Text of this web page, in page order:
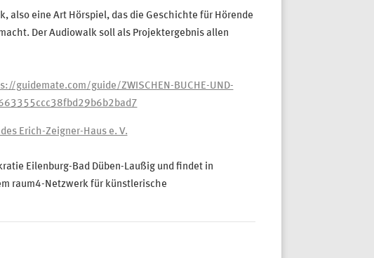
also eine Art Hörspiel, das die Geschichte für Hörende
Der Audiowalk soll als Projektergebnis allen
guidemate.com/guide/ZWISCHEN-BUCHE-UND-
663355ccc38fbd29b6b2bad7
Erich-Zeigner-Haus e. V.
Eilenburg-Bad Düben-Laußig und findet in
raum4-Netzwerk für künstlerische